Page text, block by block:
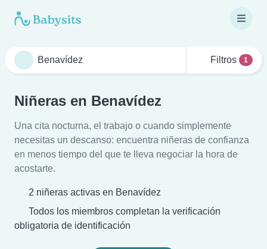
Filtros 1
Niñeras en Benavídez
Una cita nocturna, el trabajo o cuando simplemente
necesitas un descanso: encuentra niñeras de confianza
en menos tiempo del que te lleva negociar la hora de
acostarte.
2 niñeras activas en Benavídez
Todos los miembros completan la verificación
obligatoria de identificación